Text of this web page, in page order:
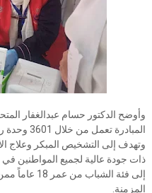
وأوضح الدكتور حسام عبدالغفار
المبادرة
وتهدف إلى التشخيص المبكر وعلاج
إلى فئة
المزمنة.